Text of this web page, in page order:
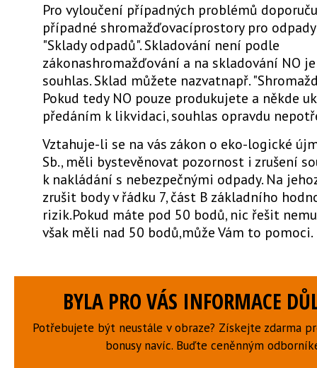
Pro vyloučení případných problémů
případné shromažďovacíprostory pro
"Sklady odpadů". Skladování není podle
zákonashromažďování a na skladování NO
souhlas. Sklad můžete nazvatnapř.
Pokud tedy NO pouze produkujete a někde
předáním k likvidaci, souhlas opravdu
Vztahuje-li se na vás zákon o eko-logické
Sb., měli bystevěnovat pozornost i zrušení
k nakládání s nebezpečnými odpady. Na
zrušit body v řádku 7, část B základního
rizik.Pokud máte pod 50 bodů, nic řešit
však měli nad 50 bodů,může Vám to pomoci.
BYLA PRO VÁS INFORMACE
Potřebujete být neustále v obraze? Získejte zdarma
bonusy navíc. Buďte ceněnným